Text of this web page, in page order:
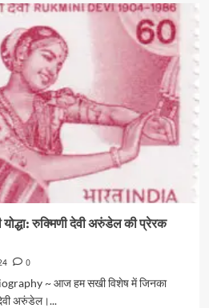
रुक्मिणी देवी अरुंडेल की प्रेरक
0
~ आज हम सखी विशेष में जिनका
अरुंडेल।...